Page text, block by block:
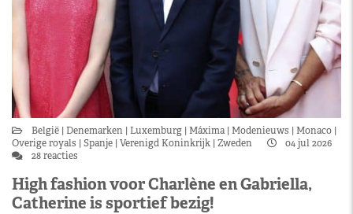
België Denemarken Luxemburg Máxima Modenieuws
Monaco
Overige royals
Spanje Verenigd Koninkrijk Zweden
04 jul 2026
28 reacties
High fashion voor Charlène en Gabriella,
Catherine is sportief bezig!